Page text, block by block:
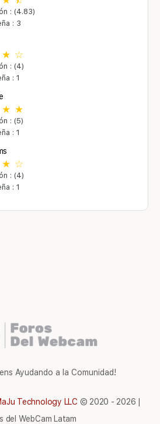
: (4.83)
: 3
: (4)
: 1
: (5)
: 1
: (4)
: 1
Ayudando a la Comunidad!
Technology LLC © 2020 - 2026 |
del WebCam Latam